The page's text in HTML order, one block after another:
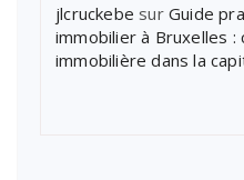
jlcruckebe sur Guide
immobilier à Bruxelles
immobilière dans la